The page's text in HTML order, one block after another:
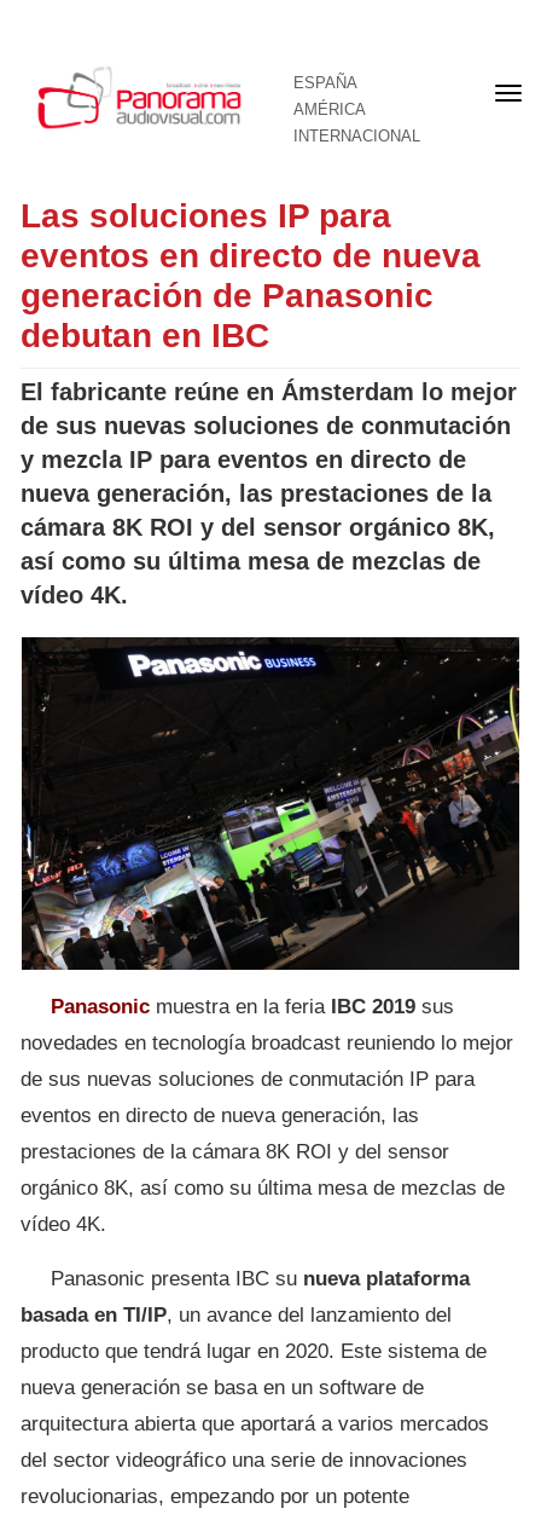
ESPAÑA
AMÉRICA
INTERNACIONAL
Las soluciones IP para
eventos en directo de nueva
generación de Panasonic
debutan en IBC
El fabricante reúne en Ámsterdam lo mejor
de sus nuevas soluciones de conmutación
y mezcla IP para eventos en directo de
nueva generación, las prestaciones de la
cámara 8K ROI y del sensor orgánico 8K,
así como su última mesa de mezclas de
vídeo 4K.
Panasonic muestra en la feriaIBC 2019 sus
novedades en tecnología broadcast reuniendo lo mejor
de sus nuevas soluciones de conmutación IP para
eventos en directo de nueva generación, las
prestaciones de la cámara 8K ROI y del sensor
orgánico 8K, así como su última mesa de mezclas de
vídeo 4K.
Panasonic presenta IBC su nueva plataforma
basada en TI/IP, un avance del lanzamiento del
producto que tendrá lugar en 2020. Este sistema de
nueva generación se basa en un software de
arquitectura abierta que aportará a varios mercados
del sector videográfico una serie de innovaciones
revolucionarias, empezando por un potente